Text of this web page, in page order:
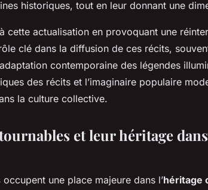
historiques, tout en leur donnant une
cette actualisation en provoquant une
clé dans la diffusion de ces récits,
contemporaine des légendes
des récits et l’imaginaire populaire
la culture collective.
et leur héritage
occupent une place majeure dans l’héritage